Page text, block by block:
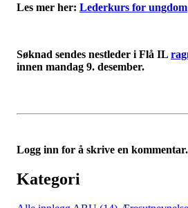
Les mer her: Lederkurs for ungdom
Søknad sendes nestleder i Flå IL
innen mandag 9. desember.
Logg inn for å skrive en kommentar.
Kategori